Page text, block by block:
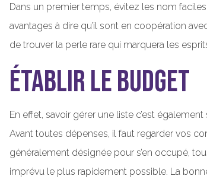
Dans un premier temps, évitez les nom
avantages à dire qu’il sont en coopération
de trouver la perle rare qui marquera les
Établir le budget
En effet, savoir gérer une liste c’est
Avant toutes dépenses, il faut regarder vos
généralement désignée pour s’en occupé,
imprévu le plus rapidement possible. La